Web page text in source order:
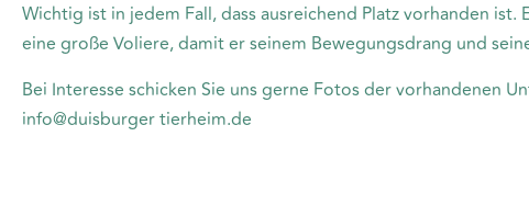
Wichtig ist in jedem Fall, dass ausreichend Platz vorhanden
eine große Voliere, damit er seinem Bewegungsdrang und
Bei Interesse schicken Sie uns gerne Fotos der vorhandenen
info@duisburger tierheim.de